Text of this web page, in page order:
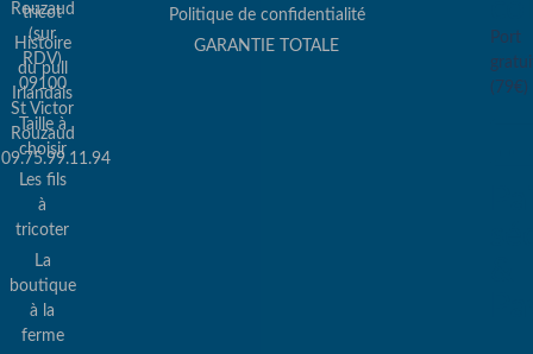
Rouzaud
(sur
RDV)
09100
St Victor
Rouzaud
09.75.99.11.94
tricot
Histoire
du pull
Irlandais
Taille à
choisir
Les fils
à
tricoter
La
boutique
à la
ferme
Politique de confidentialité
GARANTIE TOTALE
Port
(79€)